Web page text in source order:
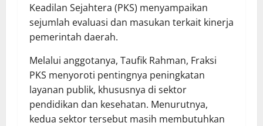
Keadilan Sejahtera (PKS) menyampaikan
sejumlah evaluasi dan masukan terkait kinerja
pemerintah daerah.
Melalui anggotanya, Taufik Rahman, Fraksi
PKS menyoroti pentingnya peningkatan
layanan publik, khususnya di sektor
pendidikan dan kesehatan. Menurutnya,
kedua sektor tersebut masih membutuhkan